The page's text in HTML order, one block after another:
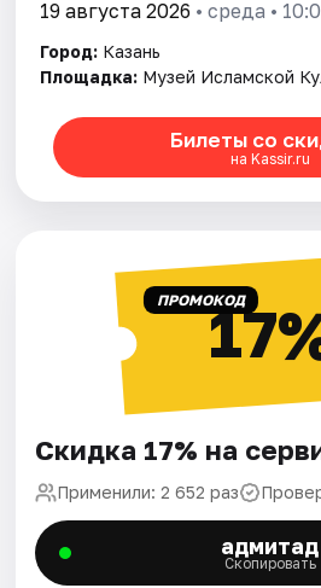
19 августа 2026 • среда •
Город: Казань
Площадка: Музей Исламской
Билеты со
на Kassir.ru
ПРОМОКОД
Скидка 17% на
Применили: 2 652 раз
адмитад
Скопировать